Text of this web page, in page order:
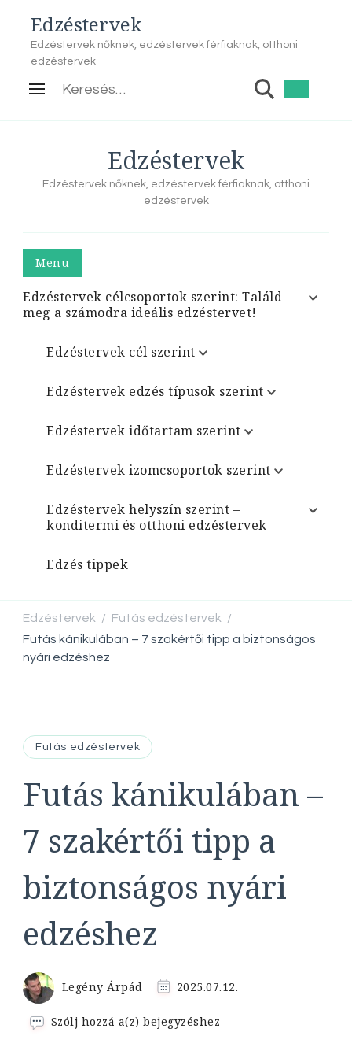
Edzéstervek
Edzéstervek nőknek, edzéstervek férfiaknak, otthoni
edzéstervek
Keresés:
Edzéstervek
Edzéstervek nőknek, edzéstervek férfiaknak, otthoni
edzéstervek
Menu
Edzéstervek célcsoportok szerint: Találd
meg a számodra ideális edzéstervet!
Edzéstervek cél szerint
Edzéstervek edzés típusok szerint
Edzéstervek időtartam szerint
Edzéstervek izomcsoportok szerint
Edzéstervek helyszín szerint –
konditermi és otthoni edzéstervek
Edzés tippek
Edzéstervek / Futás edzéstervek /
Futás kánikulában – 7 szakértői tipp a biztonságos
nyári edzéshez
Futás edzéstervek
Futás kánikulában –
7 szakértői tipp a
biztonságos nyári
edzéshez
Legény Árpád 2025.07.12.
Szólj hozzá a(z)Futás
bejegyzéshez